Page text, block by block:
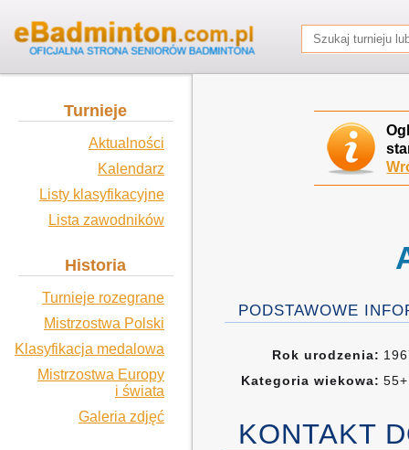
Turnieje
Aktualności
Kalendarz
Listy klasyfikacyjne
Lista zawodników
Historia
Turnieje rozegrane
Mistrzostwa Polski
Klasyfikacja medalowa
Mistrzostwa Europy
i świata
Galeria zdjęć
PODSTAWOWE
Rok urodzenia:
Kategoria wiekowa: 55+
KONTAKT